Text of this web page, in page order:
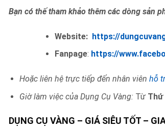
Bạn có thế tham khảo thêm các dòng sản
Website: https://
Fanpage: https://
Hoặc liên hệ trực tiếp đến nhân viên hỗ
Giờ làm việc của Dụng Cụ Vàng: Từ Thứ
DỤNG CỤ VÀNG – GIÁ SIÊU TỐT –